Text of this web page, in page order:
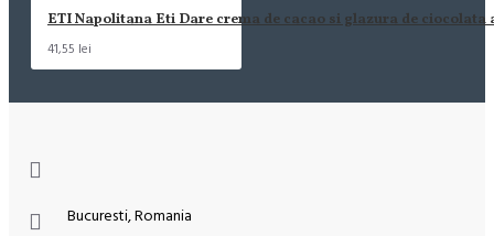
ETI Napolitana Eti Dare crema de cacao si glazura de ciocolata
41,55 lei
Bucuresti, Romania